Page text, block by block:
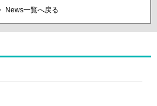
News一覧へ戻る